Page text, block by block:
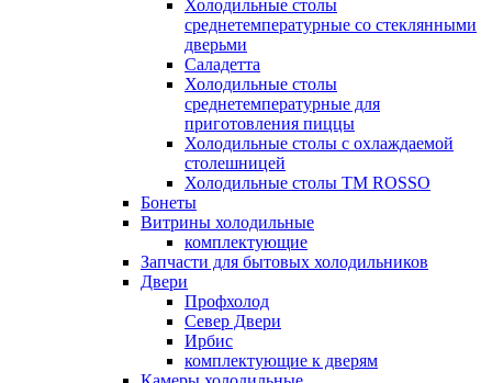
Холодильные столы
среднетемпературные со стеклянными
дверьми
Саладетта
Холодильные столы
среднетемпературные для
приготовления пиццы
Холодильные столы с охлаждаемой
столешницей
Холодильные столы ТМ ROSSO
Бонеты
Витрины холодильные
комплектующие
Запчасти для бытовых холодильников
Двери
Профхолод
Север Двери
Ирбис
комплектующие к дверям